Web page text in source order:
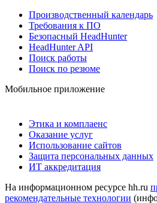
Производственный календарь
Требования к ПО
Безопасный HeadHunter
HeadHunter API
Поиск работы
Поиск по резюме
Мобильное приложение
Этика и комплаенс
Оказание услуг
Использование сайтов
Защита персональных данных
ИТ аккредитация
На информационном ресурсе hh.ru
рекомендательные технологии